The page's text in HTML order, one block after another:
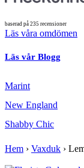
baserad på 235 recensioner
Läs våra omdömen
Läs vår Blogg
Marint
New England
Shabby Chic
Hem › Vaxduk ›